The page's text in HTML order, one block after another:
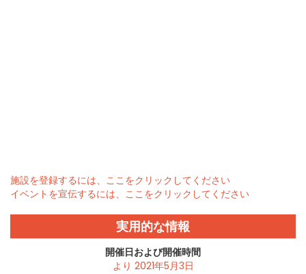
施設を登録するには、ここをクリックしてください
イベントを宣伝するには、ここをクリックしてください
実用的な情報
開催日および開催時間
より 2021年5月3日